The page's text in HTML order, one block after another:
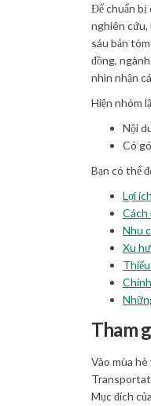
Để chuẩn bị
nghiên cứu,
sáu bản
đồng,
nhìn nhận
Hiện nhóm
Nội
Có
Bạn có thể
Lợi
Cách
Nhu
Xu
Tham
Vào mùa
Mục đích